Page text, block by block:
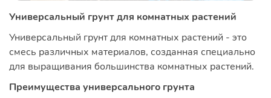
Универсальный грунт для комнатных растений
Универсальный грунт для комнатных растений - это
смесь различных материалов, созданная специально
для выращивания большинства комнатных растений.
Преимущества универсального грунта